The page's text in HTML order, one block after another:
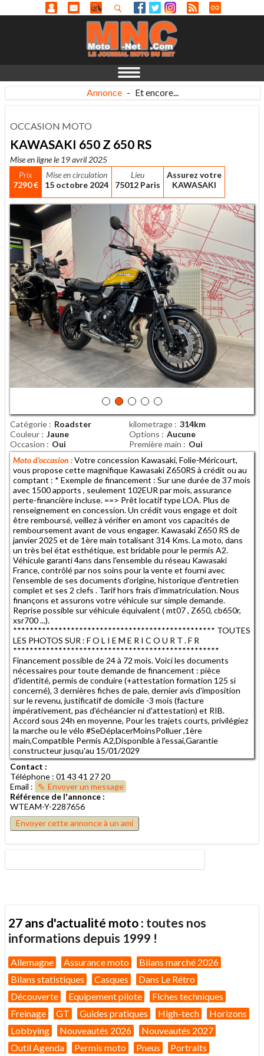
Annonce - Et encore...
OCCASION MOTO
KAWASAKI 650 Z 650 RS
Mise en ligne le 19 avril 2025
Prix
7290 €
Mise en circulation
15 octobre 2024
Lieu
75012 Paris
Assurez votre
KAWASAKI
Catégorie Roadster kilometrage
314km
Couleur
Jaune Options
Aucune
Occasion
Oui Première main
Oui
Moto d'occasion :Votre concession Kawasaki, Folie-Méricourt,
vous propose cette magnifique Kawasaki Z650RS à crédit ou au
comptant : * Exemple de financement : Sur une durée de 37 mois
avec 1500 apports , seulement 102EUR par mois, assurance
perte-financière incluse. ==> Prêt locatif type LOA. Plus de
renseignement en concession. Un crédit vous engage et doit
être remboursé, veillez à vérifier en amont vos capacités de
remboursement avant de vous engager. Kawasaki Z650 RS de
janvier 2025 et de 1ère main totalisant 314 Kms. La moto, dans
un très bel état esthétique, est bridable pour le permis A2.
Véhicule garanti 4ans dans l'ensemble du réseau Kawasaki
France, contrôlé par nos soins pour la vente et fourni avec
l'ensemble de ses documents d'origine, historique d'entretien
complet et ses 2 clefs . Tarif hors frais d'immatriculation. Nous
finançons et assurons votre véhicule sur simple demande.
Reprise possible sur véhicule équivalent ( mt07 , Z650, cb650r,
xsr700 ...).
************************************************* TOUTES
LES PHOTOS SUR : F O L I E M E R I C O U R T . F R
**************************************************
Financement possible de 24 à 72 mois. Voici les documents
nécessaires pour toute demande de financement : pièce
d'identité, permis de conduire (+attestation formation 125 si
concerné), 3 dernières fiches de paie, dernier avis d'imposition
sur le revenu, justificatif de domicile -3 mois (facture
impérativement, pas d'échéancier ni d'attestation) et RIB.
Accord sous 24h en moyenne, Pour les trajets courts, privilégiez
la marche ou le vélo #SeDéplacerMoinsPolluer ,1ère
main,Compatible Permis A2,Disponible à l'essai,Garantie
constructeur jusqu'au 15/01/2029
Contact :
Téléphone : 01 43 41 27 20
Email :
Envoyer un message
Référence de l'annonce :
WTEAM-Y-2287656
Envoyer cette annonce à un ami
27 ans d'actualité moto : toutes nos
informations depuis 1999 !
Allemagne Assurance moto
Bilans marché 2026
Bilans statistiques
Casques
Dans Le Rétro
Découverte
Equipement pilote
Fiches techniques
Freinage
GT Guides pratiques High-tech
Horizons
Lobbying
Nouveautés 2026
Nouveautés 2027
Outil Agenda
Permis moto Pneus Portraits